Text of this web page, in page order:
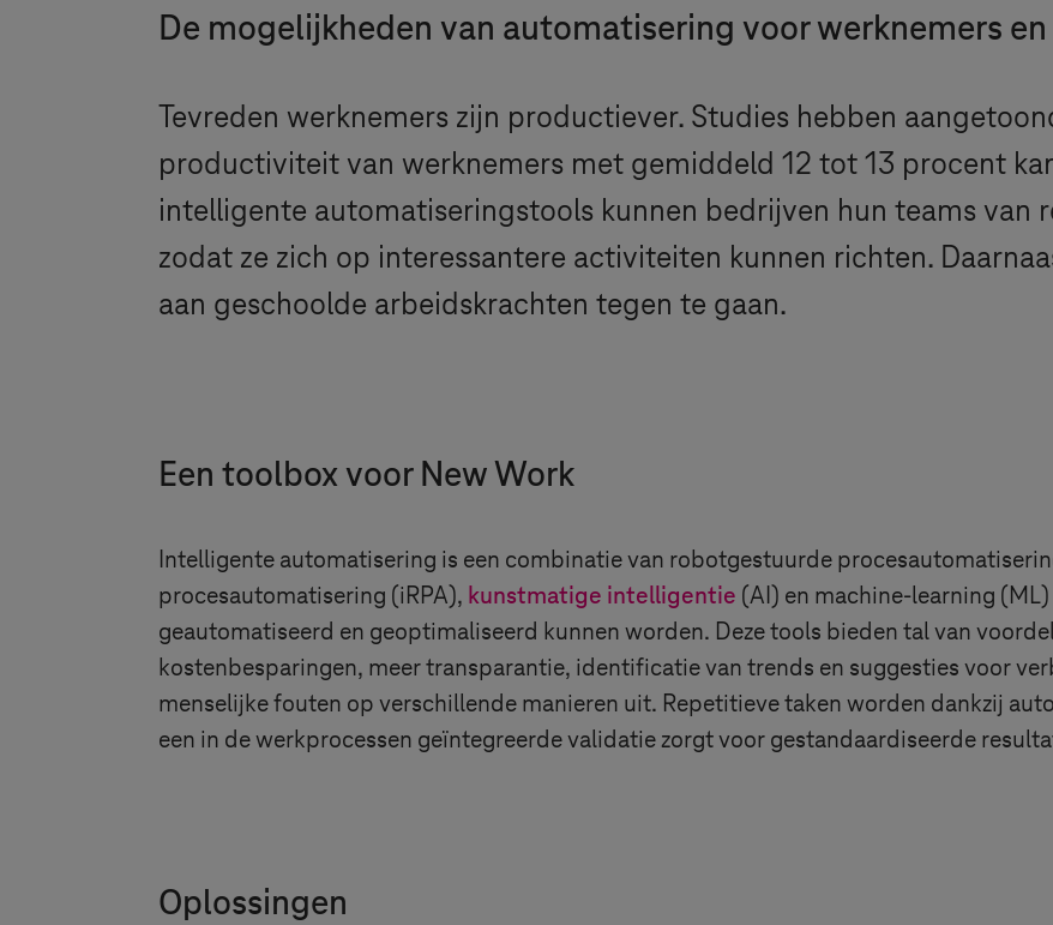
De mogelijkheden van automatisering voor werknemers
Tevreden werknemers zijn productiever. Studies hebben
productiviteit van werknemers met gemiddeld 12 tot 13 procent
intelligente automatiseringstools kunnen bedrijven hun teams van
zodat ze zich op interessantere activiteiten kunnen richten.
aan geschoolde arbeidskrachten tegen te gaan.
Een toolbox voor New Work
Intelligente automatisering is een combinatie van robotgestuurde
procesautomatisering (iRPA), kunstmatige intelligentie (AI) en machine-learning
geautomatiseerd en geoptimaliseerd kunnen worden. Deze tools bieden tal van
kostenbesparingen, meer transparantie, identificatie van trends en suggesties voor
menselijke fouten op verschillende manieren uit. Repetitieve taken worden dankzij
een in de werkprocessen geïntegreerde validatie zorgt voor gestandaardiseerde
Oplossingen